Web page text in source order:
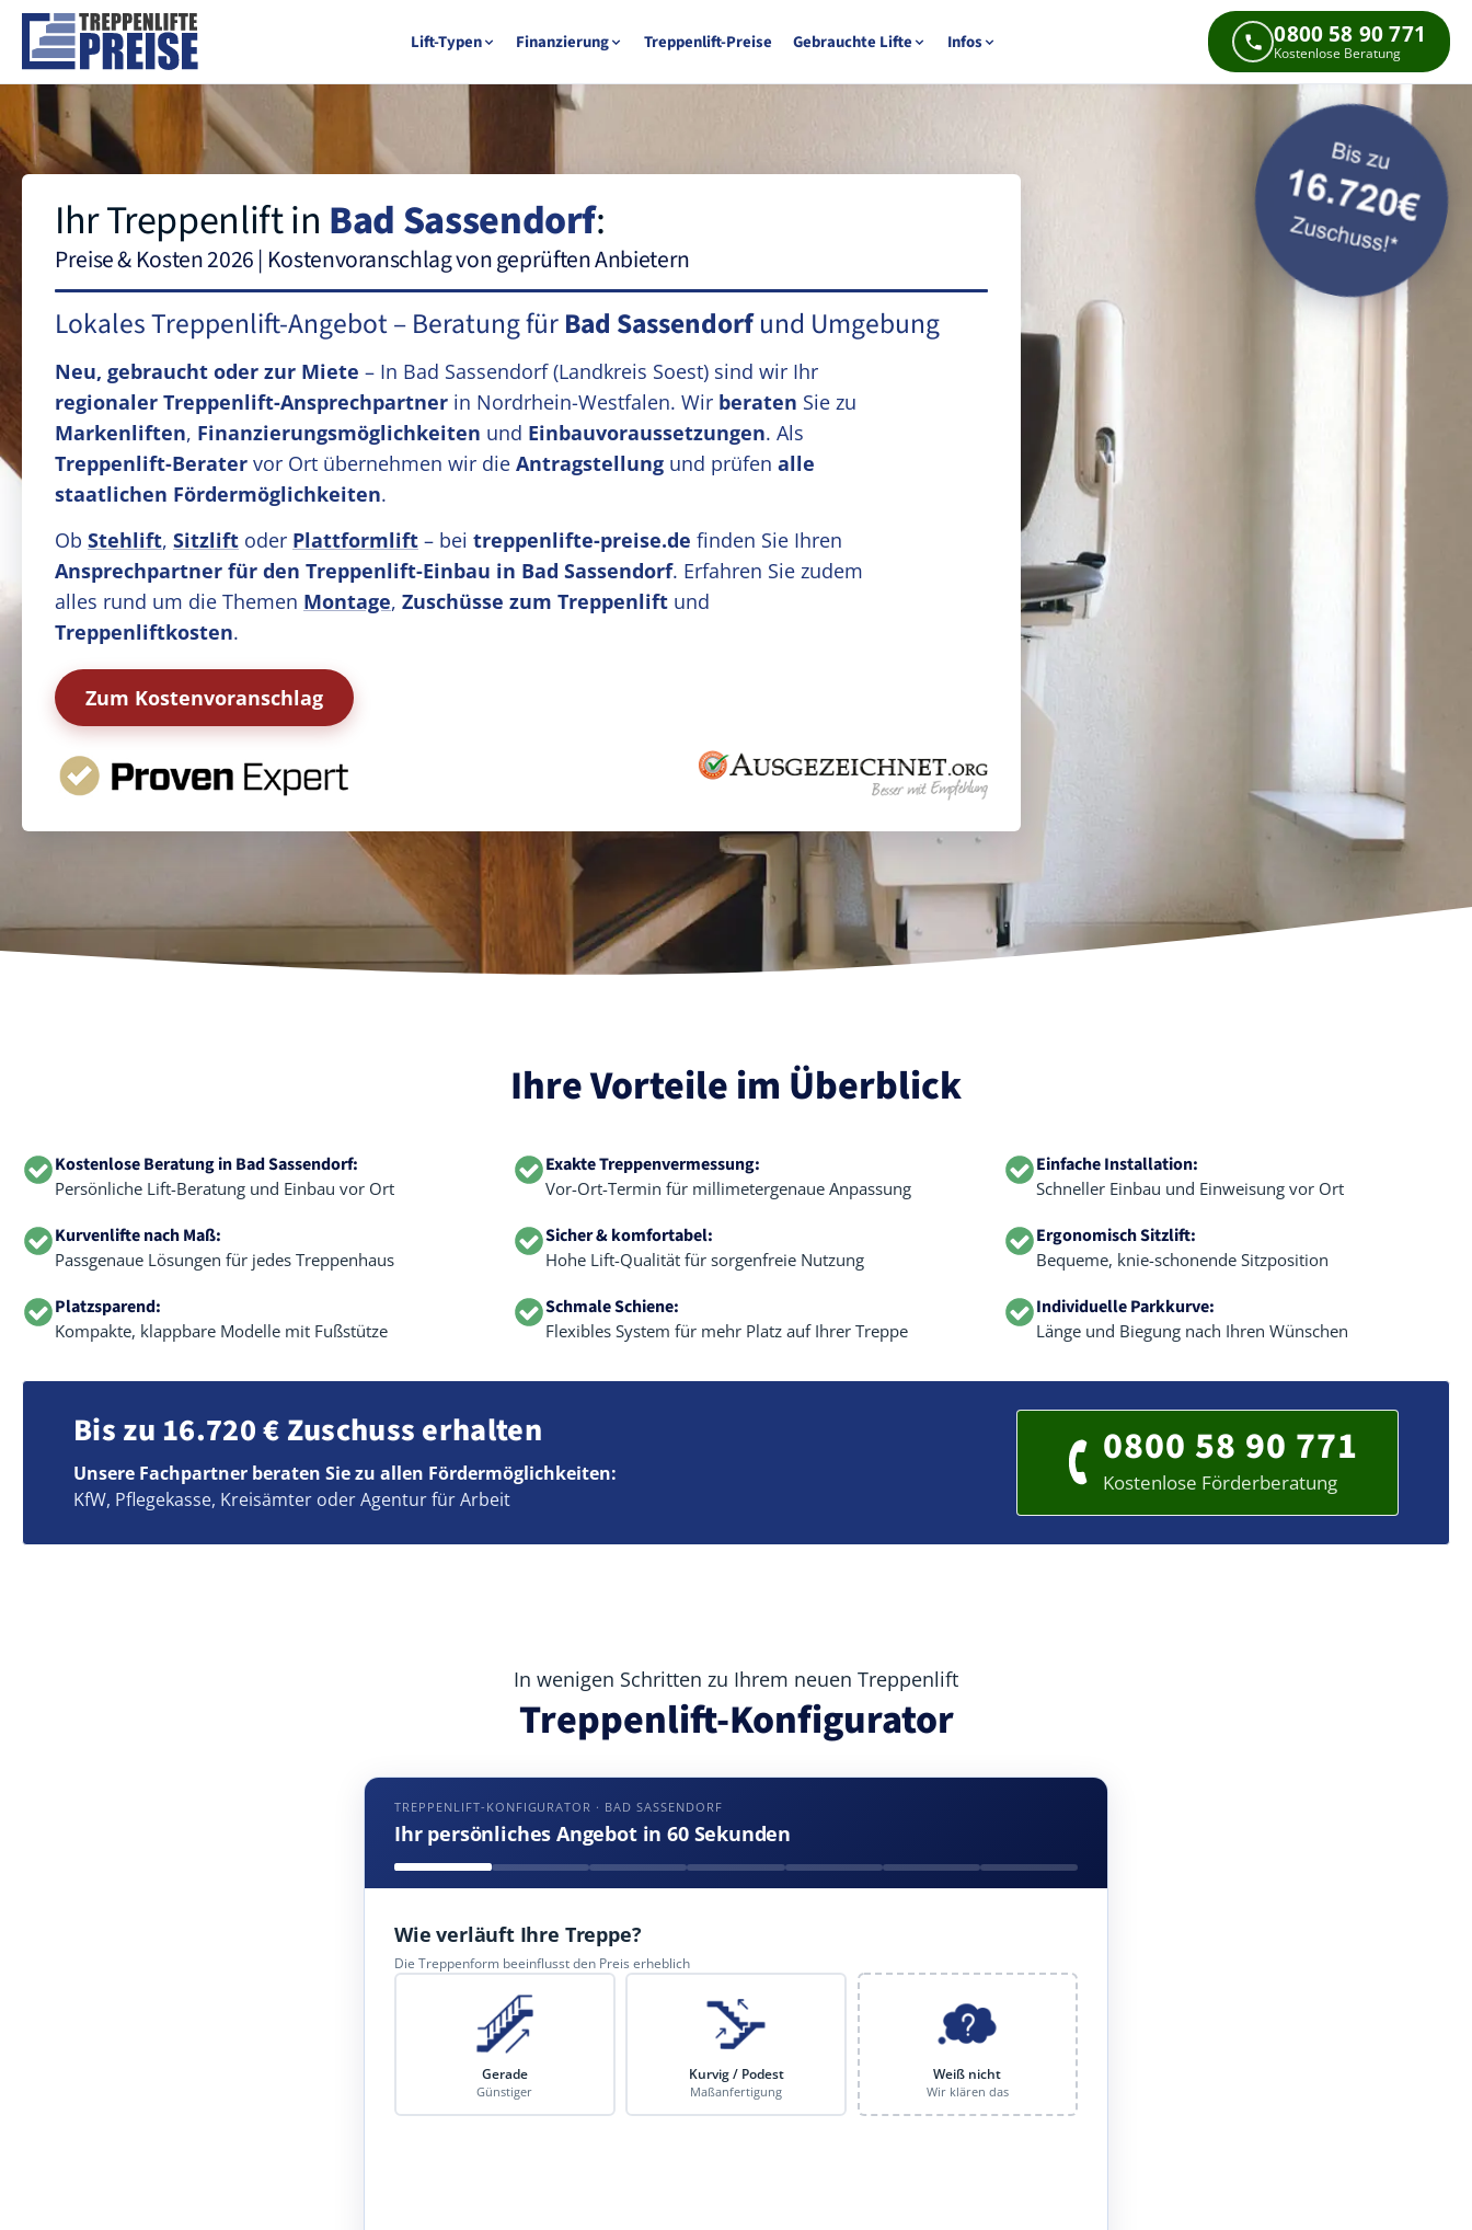
Lift-Typen Finanzierung Treppenlift-Preise Gebrauchte Lifte Infos 0800 58 90 771
Kostenlose Beratung
Ihr Treppenlift in Bad Sassendorf:
Preise & Kosten 2026 | Kostenvoranschlag von geprüften Anbietern
Lokales Treppenlift-Angebot – Beratung fürBad Sassendorfund Umgebung
Neu, gebraucht oder zur Miete – In Bad Sassendorf(Landkreis Soest) sind wir Ihr
regionaler Treppenlift-Ansprechpartner in Nordrhein-Westfalen. Wir beraten Sie zu
Markenliften, Finanzierungsmöglichkeiten und Einbauvoraussetzungen. Als
Treppenlift-Berater vor Ort übernehmen wir die Antragstellung und prüfen alle
staatlichen Fördermöglichkeiten.
Ob Stehlift, Sitzlift oder Plattformlift – bei treppenlifte-preise.de finden Sie Ihren
Ansprechpartner für den Treppenlift-Einbau in Bad Sassendorf. Erfahren Sie zudem
alles rund um die Themen Montage, Zuschüsse zum Treppenlift und
Treppenliftkosten.
Zum Kostenvoranschlag
Ihre Vorteile im Überblick
Kostenlose Beratung in Bad Sassendorf:
Persönliche Lift-Beratung und Einbau vor Ort
Exakte Treppenvermessung:
Vor-Ort-Termin für millimetergenaue Anpassung
Einfache Installation:
Schneller Einbau und Einweisung vor Ort
Kurvenlifte nach Maß:
Passgenaue Lösungen für jedes Treppenhaus
Sicher & komfortabel:
Hohe Lift-Qualität für sorgenfreie Nutzung
Ergonomisch Sitzlift:
Bequeme, knie-schonende Sitzposition
Platzsparend:
Kompakte, klappbare Modelle mit Fußstütze
Schmale Schiene:
Flexibles System für mehr Platz auf Ihrer Treppe
Individuelle Parkkurve:
Länge und Biegung nach Ihren Wünschen
Bis zu 16.720 € Zuschuss erhalten
Unsere Fachpartner beraten Sie zu allen Fördermöglichkeiten:
KfW, Pflegekasse, Kreisämter oder Agentur für Arbeit
0800 58 90 771
Kostenlose Förderberatung
In wenigen Schritten zu Ihrem neuen Treppenlift
Treppenlift-Konfigurator
TREPPENLIFT-KONFIGURATOR · BAD SASSENDORF
Ihr persönliches Angebot in 60 Sekunden
Wie verläuft Ihre Treppe?
Die Treppenform beeinflusst den Preis erheblich
Gerade
Günstiger
Kurvig / Podest
Maßanfertigung
Weiß nicht
Wir klären das